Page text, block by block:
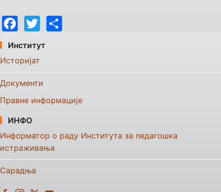
Facebook
Twitter
Институт
Историјат
Документи
Правне информације
ИНФО
Информатор о раду Института за педагошка
истраживања
Сарадња